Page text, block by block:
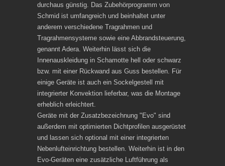
durchaus günstig. Das Zubehörprogramm von
Schmid ist umfangreich und beinhaltet unter
anderem verschiedene Tragrahmen und
Tragrahmensysteme sowie eine Abbrandsteuerung,
genannt Adera. Weiterhin lässt sich die
Innenauskleidung in Schamotte hell oder schwarz
bzw. mit einer Rückwand aus Guss bestellen. Für
einige Geräte ist auch ein Sockelgestell mit
integrierter Konvektion lieferbar, was die Montage
erheblich erleichtert.
Geräte mit der Zusatzbezeichnung "Evo" sind
außerdem mit optimierten Dichtprofilen ausgerüstet
und lassen sich optional mit einer integrierten
Nebenlufteinrichtung bestellen. Weiterhin ist in den
Evo-Geräten eine zusätzliche Luftführung als